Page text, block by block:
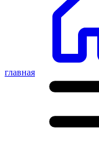
главная